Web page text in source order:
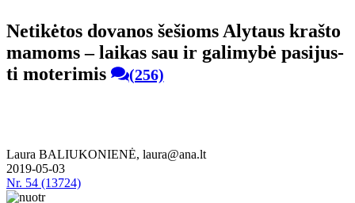
Ne­ti­kė­tos do­va­nos še­šioms Aly­taus kraš­to
ma­moms – lai­kas sau ir ga­li­my­bė pa­si­jus­
ti mo­te­ri­mis
(256)
Laura BALIUKONIENĖ, laura@ana.lt
2019-05-03
Nr. 54 (13724)